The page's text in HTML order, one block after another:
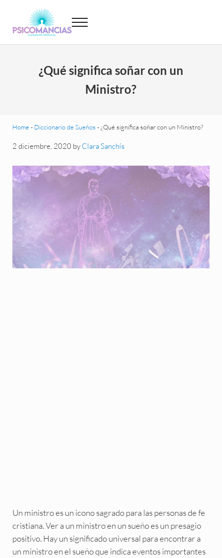
Psicomancias
Menu
¿Qué significa soñar con un
Ministro?
Home - Diccionario de Sueños -¿Qué significa soñar con un Ministro?
2 diciembre, 2020 by Clara Sanchís
Un ministro es un icono sagrado para las personas de fe
cristiana. Ver a un ministro en un sueño es un presagio
positivo. Hay un significado universal para encontrar a
un ministro en el sueño que indica eventos importantes